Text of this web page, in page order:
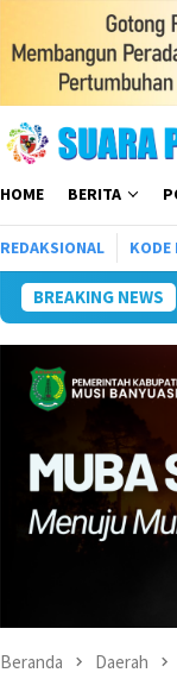
HOME BERITA
REDAKSIONAL
BREAKING NEWS
Tiga BUMD Air
Beranda Daerah